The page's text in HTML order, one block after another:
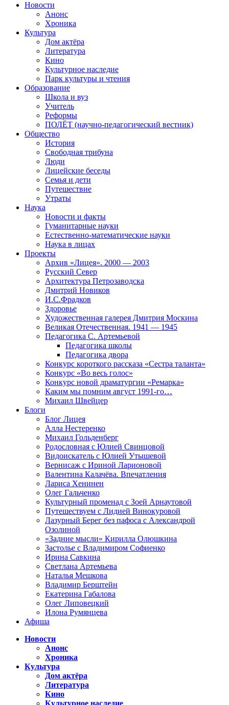
Новости
Анонс
Хроника
Культура
Дом актёра
Литература
Кино
Культурное наследие
Парк культуры и чтения
Образование
Школа и вуз
Учитель
Реформы
ПОЛЁТ (научно-педагогический вестник)
Общество
История
Свободная трибуна
Люди
Лицейские беседы
Семья и дети
Путешествие
Утраты
Наука
Новости и факты
Гуманитарные науки
Естественно-математические науки
Наука в лицах
Проекты
Архив «Лицея». 2000 — 2003
Русский Север
Архитектура Петрозаводска
Дмитрий Новиков
И.С.Фрадков
Здоровье
Художественная галерея Дмитрия Москина
Великая Отечественная. 1941 — 1945
Педагогика С. Артемьевой
Педагогика школы
Педагогика двора
Конкурс короткого рассказа «Сестра таланта»
Конкурс «Во весь голос»
Конкурс новой драматургии «Ремарка»
Каким мы помним август 1991-го…
Михаил Швейцер
Блоги
Блог Лицея
Алла Нестеренко
Михаил Гольденберг
Родословная с Юлией Свинцовой
Видоискатель с Юлией Утышевой
Вернисаж с Ириной Ларионовой
Валентина Калачёва. Впечатления
Лариса Хенинен
Олег Гальченко
Культурный променад с Зоей Арнаутовой
Путешествуем с Лидией Винокуровой
Лазурный Берег без пафоса с Александрой
Озолиной
«Задние мысли» Кирилла Олюшкина
Застолье с Владимиром Софиенко
Ирина Савкина
Светлана Артемьева
Наталья Мешкова
Владимир Берштейн
Екатерина Габалова
Олег Липовецкий
Илона Румянцева
Афиша
Новости
Анонс
Хроника
Культура
Дом актёра
Литература
Кино